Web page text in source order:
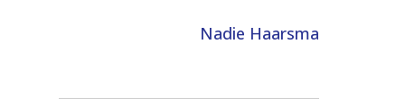
Nadie Haarsma